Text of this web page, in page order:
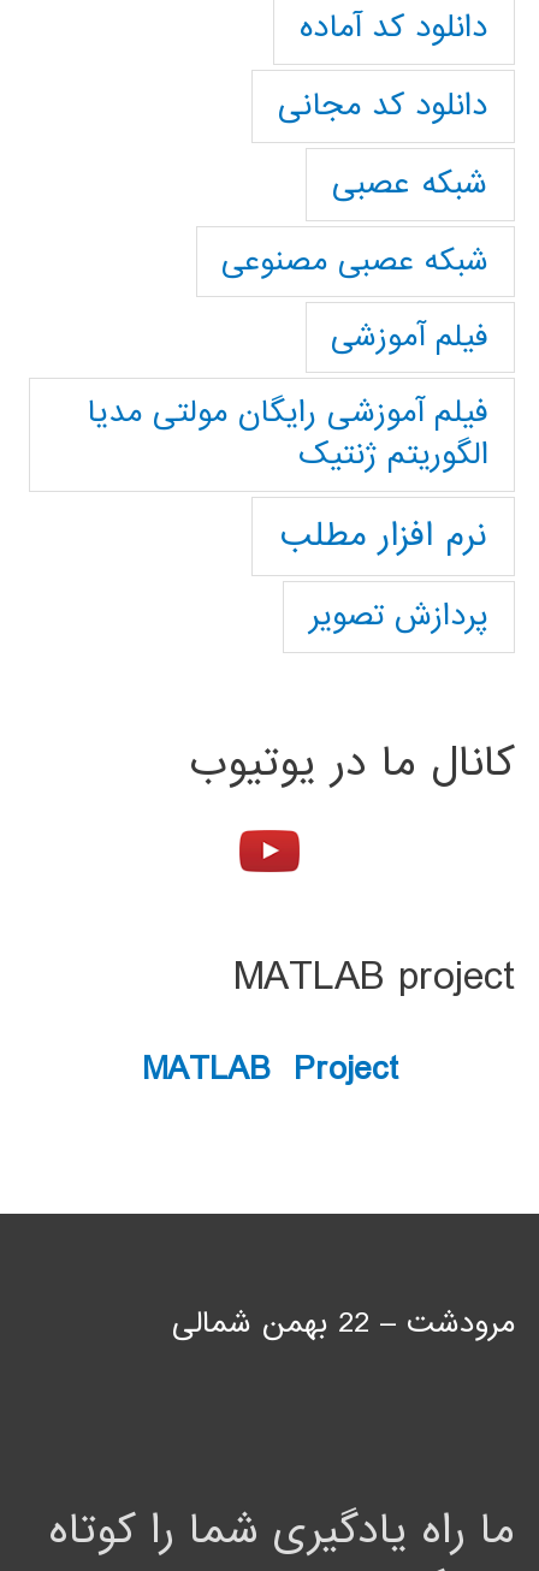
دانلود کد آماده
دانلود کد مجانی
شبکه عصبی
شبکه عصبی مصنوعی
فیلم آموزشی
فیلم آموزشی رایگان مولتی مدیا
الگوریتم ژنتیک
نرم افزار مطلب
پردازش تصویر
کانال ما در یوتیوب
MATLAB project
MATLAB Project
مرودشت – 22 بهمن شمالی
ما راه یادگیری شما را کوتاه